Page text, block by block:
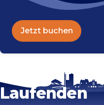
Jetzt buchen
Bleib auf dem
Laufenden